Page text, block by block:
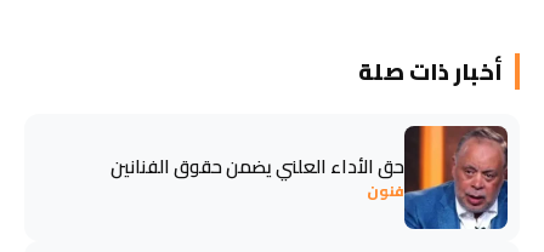
أخبار ذات صلة
حق الأداء العلني يضمن حقوق الفنانين
فنون